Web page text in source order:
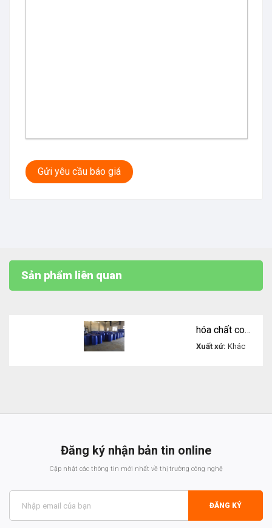
Gửi yêu cầu báo giá
Sản phẩm liên quan
hóa chất copolymer of maleic and acylic acid AA/MA
Xuất xứ:Khác
Đăng ký nhận bản tin online
Cập nhật các thông tin mới nhất về thị trường công nghệ
ĐĂNG KÝ